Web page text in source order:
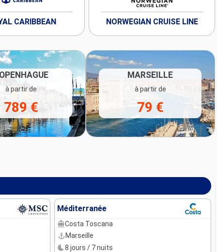
CARIBBEAN NORWEGIAN CRUISE LINE
à partir de
789 €
MARSEILLE
à partir de
79 €
Méditerranée
Costa Toscana
Marseille
8 jours / 7 nuits